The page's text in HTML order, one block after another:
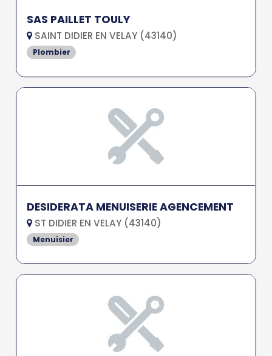
SAS PAILLET TOULY
SAINT DIDIER EN VELAY (43140)
Plombier
DESIDERATA MENUISERIE AGENCEMENT
ST DIDIER EN VELAY (43140)
Menuisier